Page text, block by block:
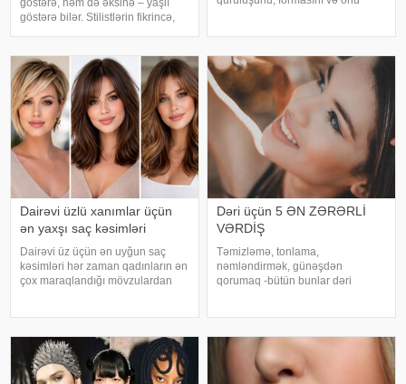
göstərə bilər. Stilistlərin fikrincə,
təsir edə bilər. Buna görə də saç
kəsimi seçərkən diqqətli olma
orqanizmin qarşılıqlı əlaqəsini
öyrənir. Anatomiya morfoloj
Dairəvi üzlü xanımlar üçün
ən yaxşı saç kəsimləri
Dairəvi üz üçün ən uyğun saç
kəsimləri hər zaman qadınların ən
çox maraqlandığı mövzulardan
və çoxları üz formasını daha
uzunsov və zəri
Dəri üçün 5 ƏN ZƏRƏRLİ
VƏRDİŞ
Təmizləmə, tonlama,
nəmləndirmək, günəşdən
qorumaq -bütün bunlar dəri
pis vərdişin olmasıdır: . 1. Gecə
yatmadan əvvəl dərini